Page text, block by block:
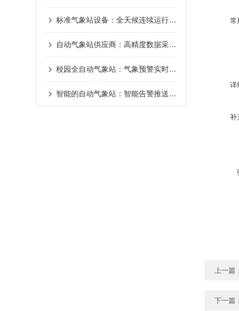
标准气象站设备：全天候连续运行，抗干扰数据传输
自动气象站供应商：高精度数据采集，毫秒级数据传输
校园全自动气象站：气象预警实时推送，校园安全防护升级
智能的自动气象站：智能告警推送，提升数据响应效率
常
详
补
上一篇：
下一篇：